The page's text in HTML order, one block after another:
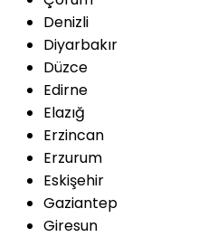
Denizli
Diyarbakır
Düzce
Edirne
Elazığ
Erzincan
Erzurum
Eskişehir
Gaziantep
Giresun